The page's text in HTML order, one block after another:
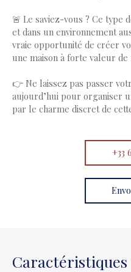
🚨 Le saviez-vous ? Ce type
et dans un environnement
vraie opportunité de créer
une maison à forte valeur de
👉 Ne laissez pas passer
aujourd’hui pour organiser
par le charme discret de
+33
Caractéristiques